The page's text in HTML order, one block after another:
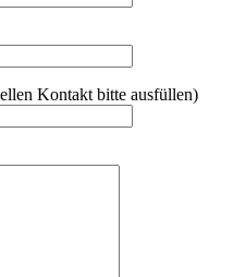
Kontakt bitte ausfüllen)